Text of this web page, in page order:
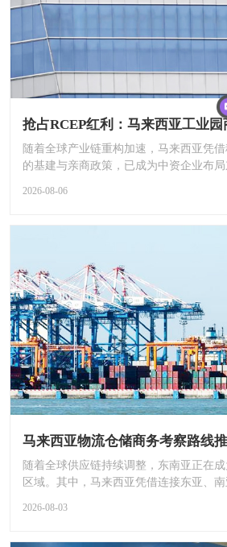
随着全球产业链重构加速，马来西亚凭
的基建与亲商政策，已成为中资企业布
2026-08-06
随着全球供应链持续调整，东南亚正在
区域。其中，马来西亚凭借连接东亚、南
2026-08-03